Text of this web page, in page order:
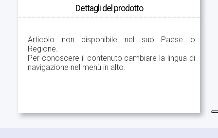
Dettagli del prodotto
Articolo non disponibile nel suo Paese o
Regione.
Per conoscere il contenuto cambiare la lingua di
navigazione nel menù in alto.